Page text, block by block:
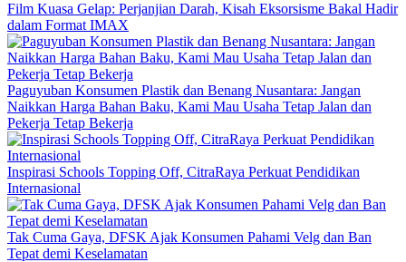
Film Kuasa Gelap: Perjanjian Darah, Kisah Eksorsisme Bakal Hadir
dalam Format IMAX
Paguyuban Konsumen Plastik dan Benang Nusantara: Jangan
Naikkan Harga Bahan Baku, Kami Mau Usaha Tetap Jalan dan
Pekerja Tetap Bekerja
Inspirasi Schools Topping Off, CitraRaya Perkuat Pendidikan
Internasional
Tak Cuma Gaya, DFSK Ajak Konsumen Pahami Velg dan Ban
Tepat demi Keselamatan